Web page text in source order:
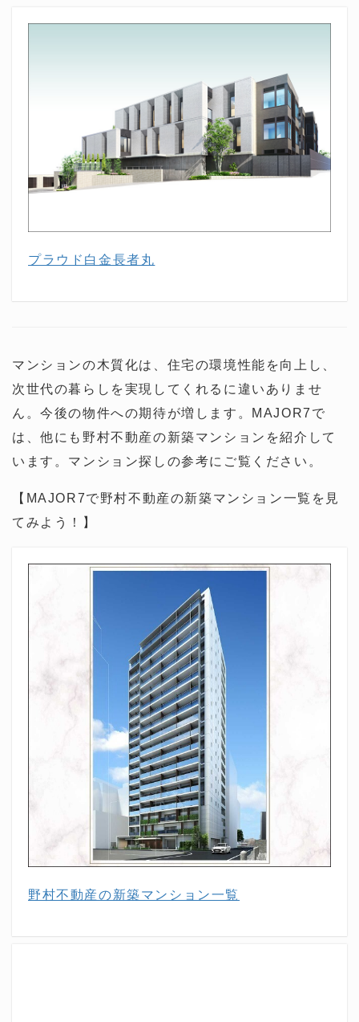
プラウド白金長者丸
マンションの木質化は、住宅の環境性能を向上し、
次世代の暮らしを実現してくれるに違いありませ
ん。今後の物件への期待が増します。MAJOR7で
は、他にも野村不動産の新築マンションを紹介して
います。マンション探しの参考にご覧ください。
【MAJOR7で野村不動産の新築マンション一覧を見
てみよう！】
野村不動産の新築マンション一覧